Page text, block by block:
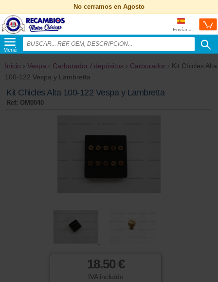
No cerramos en Agosto
Envíar a:
Menú
Inicio › Vespa › Carburador / depósitos › Carburador › Kit Chicles Alta
100-122 Vespa y Lambretta
Kit Chicles Alta 100-122 Vespa y Lambretta
Ref: OM0040
18.50 €
IVA incluído